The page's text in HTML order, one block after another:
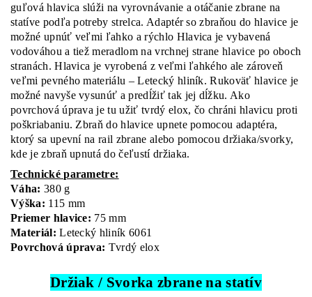
guľová hlavica slúži na vyrovnávanie a otáčanie zbrane na
statíve podľa potreby strelca. Adaptér so zbraňou do hlavice je
možné upnúť veľmi ľahko a rýchlo Hlavica je vybavená
vodováhou a tiež meradlom na vrchnej strane hlavice po oboch
stranách. Hlavica je vyrobená z veľmi ľahkého ale zároveň
veľmi pevného materiálu – Letecký hliník. Rukoväť hlavice je
možné navyše vysunúť a predĺžiť tak jej dĺžku. Ako
povrchová úprava je tu užiť tvrdý elox, čo chráni hlavicu proti
poškriabaniu. Zbraň do hlavice upnete pomocou adaptéra,
ktorý sa upevní na rail zbrane alebo pomocou držiaka/svorky,
kde je zbraň upnutá do čeľustí držiaka.
Technické parametre:
Váha: 380 g
Výška: 115 mm
Priemer hlavice: 75 mm
Materiál: Letecký hliník 6061
Povrchová úprava: Tvrdý elox
Držiak / Svorka zbrane na statív